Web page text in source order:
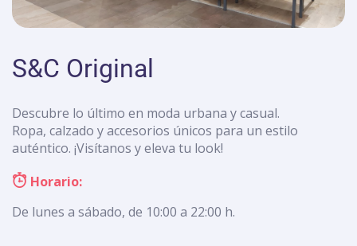
S&C Original
Descubre lo último en moda urbana y casual.
Ropa, calzado y accesorios únicos para un estilo
auténtico. ¡Visítanos y eleva tu look!
Horario:
De lunes a sábado, de 10:00 a 22:00 h.